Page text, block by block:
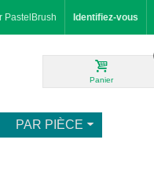
PastelBrush Identifiez-vous
Panier
PAR PIÈCE